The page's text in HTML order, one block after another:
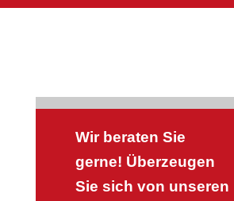
Wir beraten Sie
gerne! Überzeugen
Sie sich von unseren